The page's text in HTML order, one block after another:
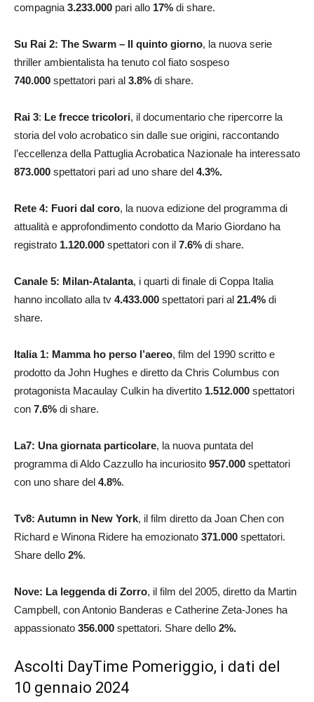
compagnia 3.233.000 pari allo 17% di share.
Su Rai 2: The Swarm – Il quinto giorno, la nuova serie
thriller ambientalista ha tenuto col fiato sospeso
740.000 spettatori pari al 3.8% di share.
Rai 3: Le frecce tricolori, il documentario che ripercorre la
storia del volo acrobatico sin dalle sue origini, raccontando
l’eccellenza della Pattuglia Acrobatica Nazionale ha interessato
873.000 spettatori pari ad uno share del 4.3%.
Rete 4: Fuori dal coro, la nuova edizione del programma di
attualità e approfondimento condotto da Mario Giordano ha
registrato 1.120.000 spettatori con il 7.6% di share.
Canale 5: Milan-Atalanta, i quarti di finale di Coppa Italia
hanno incollato alla tv 4.433.000 spettatori pari al 21.4% di
share.
Italia 1: Mamma ho perso l’aereo, film del 1990 scritto e
prodotto da John Hughes e diretto da Chris Columbus con
protagonista Macaulay Culkin ha divertito 1.512.000 spettatori
con 7.6% di share.
La7: Una giornata particolare, la nuova puntata del
programma di Aldo Cazzullo ha incuriosito 957.000 spettatori
con uno share del 4.8%.
Tv8: Autumn in New York, il film diretto da Joan Chen con
Richard e Winona Ridere ha emozionato 371.000 spettatori.
Share dello 2%.
Nove: La leggenda di Zorro, il film del 2005, diretto da Martin
Campbell, con Antonio Banderas e Catherine Zeta-Jones ha
appassionato 356.000 spettatori. Share dello 2%.
Ascolti DayTime Pomeriggio, i dati del
10 gennaio 2024